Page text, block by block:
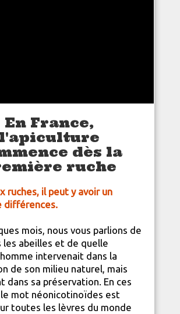
En France,
l'apiculture
dès la
ruche
ruches, il peut y avoir un
différences.
mois, nous vous parlions de
les abeilles et de quelle
intervenait dans la
de son milieu naturel, mais
dans sa préservation. En ces
mot néonicotinoïdes est
toutes les lèvres du monde